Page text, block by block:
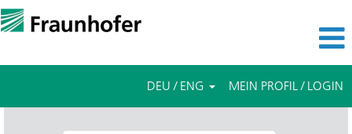
DEU / ENG MEIN PROFIL / LOGIN